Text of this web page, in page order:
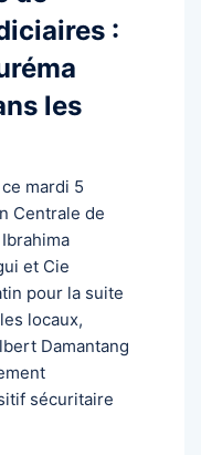
:
les
mardi 5
Centrale de
et Cie
pour la suite
locaux,
Damantang
sécuritaire